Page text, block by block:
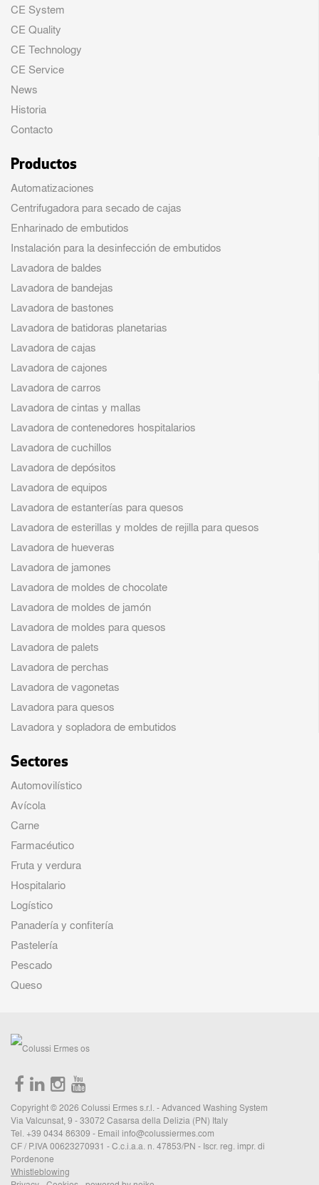
CE System
CE Quality
CE Technology
CE Service
News
Historia
Contacto
Productos
Automatizaciones
Centrifugadora para secado de cajas
Enharinado de embutidos
Instalación para la desinfección de embutidos
Lavadora de baldes
Lavadora de bandejas
Lavadora de bastones
Lavadora de batidoras planetarias
Lavadora de cajas
Lavadora de cajones
Lavadora de carros
Lavadora de cintas y mallas
Lavadora de contenedores hospitalarios
Lavadora de cuchillos
Lavadora de depósitos
Lavadora de equipos
Lavadora de estanterías para quesos
Lavadora de esterillas y moldes de rejilla para quesos
Lavadora de hueveras
Lavadora de jamones
Lavadora de moldes de chocolate
Lavadora de moldes de jamón
Lavadora de moldes para quesos
Lavadora de palets
Lavadora de perchas
Lavadora de vagonetas
Lavadora para quesos
Lavadora y sopladora de embutidos
Sectores
Automovilístico
Avícola
Carne
Farmacéutico
Fruta y verdura
Hospitalario
Logístico
Panadería y confitería
Pastelería
Pescado
Queso
Copyright © 2026 Colussi Ermes s.r.l. - Advanced Washing System
Via Valcunsat, 9 - 33072 Casarsa della Delizia (PN) Italy
Tel. +39 0434 86309 - Email info@colussiermes.com
CF / P.IVA 00623270931 - C.c.i.a.a. n. 47853/PN - Iscr. reg. impr. di
Pordenone
Whistleblowing